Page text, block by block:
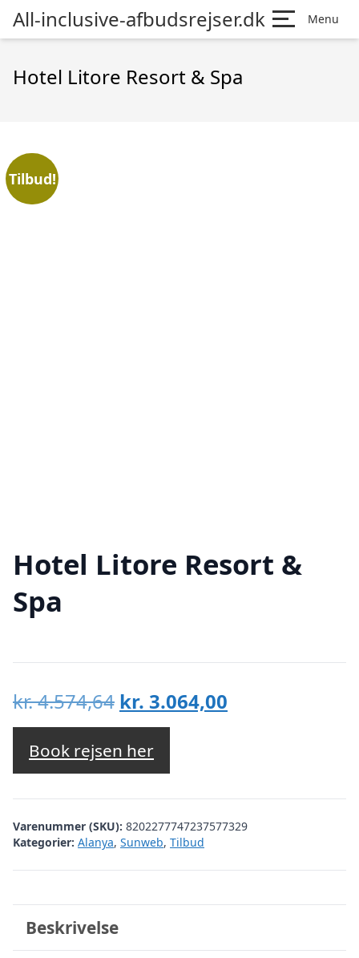
All-inclusive-afbudsrejser.dk Menu
Hotel Litore Resort & Spa
Tilbud!
Hotel Litore Resort &
Spa
kr.4.574,64 Den
oprindelige
pris
var:
kr. 4.574,64.
kr. 3.064,00
kr. 3.064,00.
Book rejsen her
Varenummer (SKU): 8202277747237577329
Kategorier: Alanya, Sunweb, Tilbud
Beskrivelse